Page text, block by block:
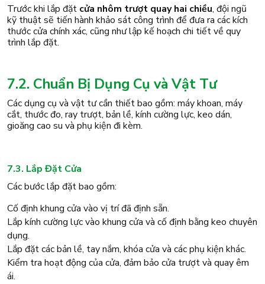
Trước khi lắp đặt cửa nhôm trượt quay hai chiều, đội ngũ
kỹ thuật sẽ tiến hành khảo sát công trình để đưa ra các kích
thước cửa chính xác, cũng như lập kế hoạch chi tiết về quy
trình lắp đặt.
7.2. Chuẩn Bị Dụng Cụ và Vật Tư
Các dụng cụ và vật tư cần thiết bao gồm: máy khoan, máy
cắt, thước đo, ray trượt, bản lề, kính cường lực, keo dán,
gioăng cao su và phụ kiện đi kèm.
7.3. Lắp Đặt Cửa
Các bước lắp đặt bao gồm:
Cố định khung cửa vào vị trí đã định sẵn.
Lắp kính cường lực vào khung cửa và cố định bằng keo chuyên
dụng.
Lắp đặt các bản lề, tay nắm, khóa cửa và các phụ kiện khác.
Kiểm tra hoạt động của cửa, đảm bảo cửa trượt và quay êm
ái.